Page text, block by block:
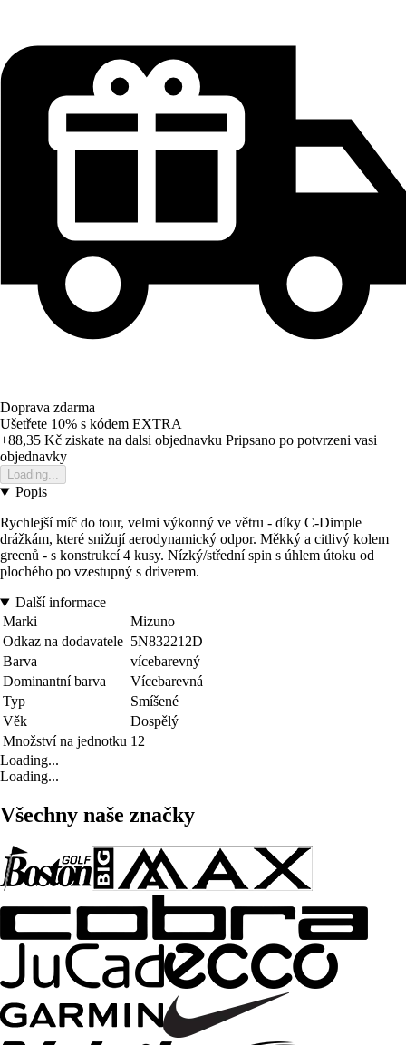
Doprava zdarma
Ušetřete 10% s kódem EXTRA
+88,35 Kč ziskate na dalsi objednavku Pripsano po potvrzeni vasi
objednavky
Loading...
Popis
Rychlejší míč do tour, velmi výkonný ve větru - díky C-Dimple
drážkám, které snižují aerodynamický odpor. Měkký a citlivý kolem
greenů - s konstrukcí 4 kusy. Nízký/střední spin s úhlem útoku od
plochého po vzestupný s driverem.
Další informace
Marki
Mizuno
Odkaz na dodavatele 5N832212D
Barva
vícebarevný
Dominantní barva
Vícebarevná
Typ
Smíšené
Věk
Dospělý
Množství na jednotku 12
Loading...
Loading...
Všechny naše značky